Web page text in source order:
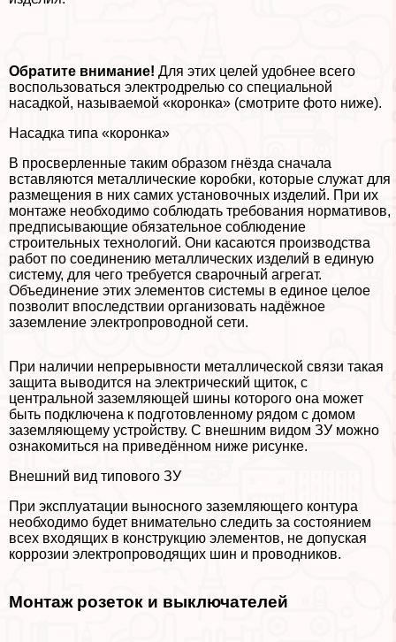
Обратите внимание! Для этих целей удобнее всего
воспользоваться электродрелью со специальной
насадкой, называемой «коронка» (смотрите фото ниже).
Насадка типа «коронка»
В просверленные таким образом гнёзда сначала
вставляются металлические коробки, которые служат для
размещения в них самих установочных изделий. При их
монтаже необходимо соблюдать требования нормативов,
предписывающие обязательное соблюдение
строительных технологий. Они касаются производства
работ по соединению металлических изделий в единую
систему, для чего требуется сварочный агрегат.
Объединение этих элементов системы в единое целое
позволит впоследствии организовать надёжное
заземление электропроводной сети.
При наличии непрерывности металлической связи такая
защита выводится на электрический щиток, с
центральной заземляющей шины которого она может
быть подключена к подготовленному рядом с домом
заземляющему устройству. С внешним видом ЗУ можно
ознакомиться на приведённом ниже рисунке.
Внешний вид типового ЗУ
При эксплуатации выносного заземляющего контура
необходимо будет внимательно следить за состоянием
всех входящих в конструкцию элементов, не допуская
коррозии электропроводящих шин и проводников.
Монтаж розеток и выключателей